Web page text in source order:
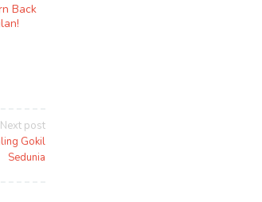
Back
Next post
Gokil
Sedunia